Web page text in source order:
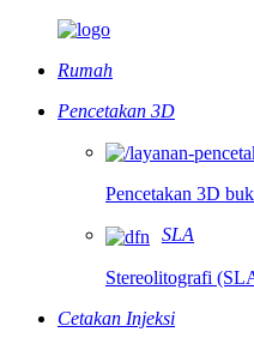
Rumah
Pencetakan 3D
Pencetakan 3D
SLA
Stereolitografi
Cetakan Injeksi